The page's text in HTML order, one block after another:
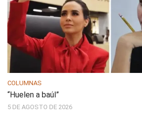
COLUMNAS
“Huelen a baúl”
5 DE AGOSTO DE 2026